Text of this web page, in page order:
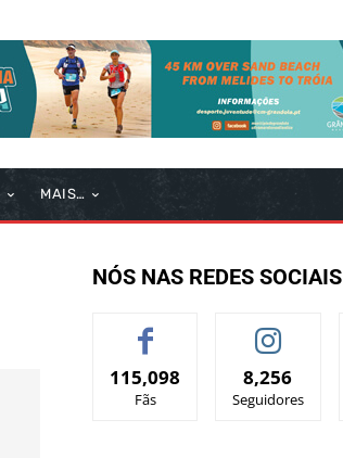
MAIS…
NÓS NAS REDES SOCIAIS
115,098
Fãs
8,256
Seguidores